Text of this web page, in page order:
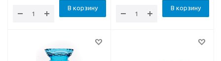
В корзину В корзину